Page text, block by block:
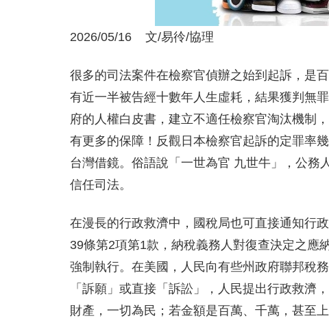
2026/05/16 文/易彾/協理
很多的司法案件在檢察官偵辦之始到起訴，是
有近一半被告經十數年人生虛耗，結果獲判無
府的人權白皮書，建立不適任檢察官淘汰機制
有更多的保障！反觀日本檢察官起訴的定罪率
台灣借鏡。俗語說「一世為官 九世牛」，公務
信任司法。
在漫長的行政救濟中，國稅局也可直接通知行
39條第2項第1款，納稅義務人對復查決定之應
強制執行。在美國，人民向有些州政府聯邦稅
「訴願」或直接「訴訟」，人民提出行政救濟
財產，一切為民；若金額是百萬、千萬，甚至